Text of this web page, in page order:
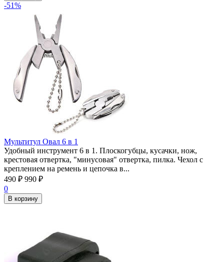
-51%
Мультитул Овал 6 в 1
Удобный инструмент 6 в 1. Плоскогубцы, кусачки, нож,
крестовая отвертка, "минусовая" отвертка, пилка. Чехол с
креплением на ремень и цепочка в...
490 ₽ 990 ₽
0
В корзину